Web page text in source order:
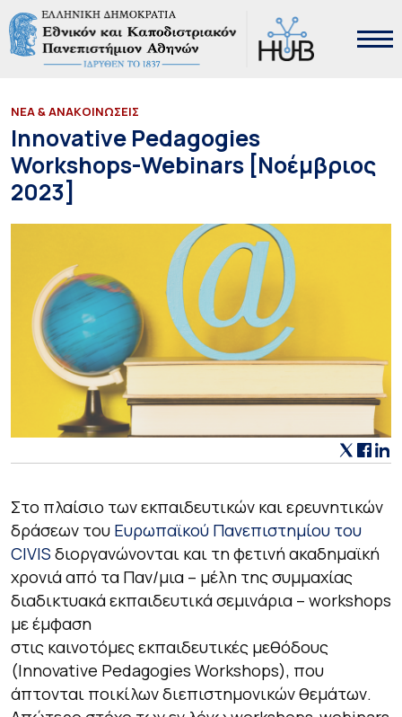
ΝΕΑ & ΑΝΑΚΟΙΝΩΣΕΙΣ
Innovative Pedagogies
Workshops-Webinars [Νοέμβριος
2023]
Στo πλαίσιo των εκπαιδευτικών και ερευνητικών
δράσεων του Ευρωπαϊκού Πανεπιστημίου του
CIVIS διοργανώνονται και τη φετινή ακαδημαϊκή
χρονιά από τα Παν/μια – μέλη της συμμαχίας
διαδικτυακά εκπαιδευτικά σεμινάρια – workshops
με έμφαση
στις καινοτόμες εκπαιδευτικές μεθόδους
(Innovative Pedagogies Workshops), που
άπτονται ποικίλων διεπιστημονικών θεμάτων.